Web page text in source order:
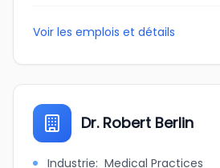
Voir les emplois et détails
Dr. Robert Berlin
Industrie: Medical Practices